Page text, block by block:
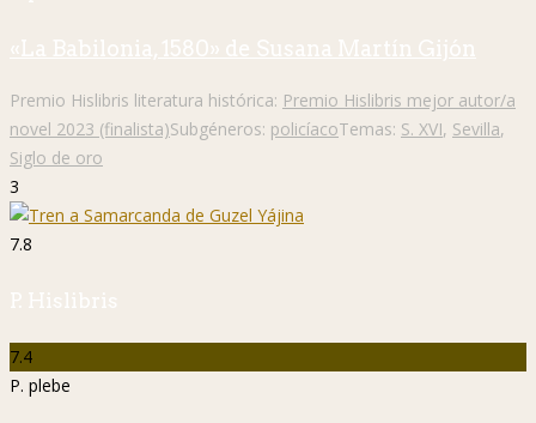
«La Babilonia, 1580» de Susana Martín Gijón
Premio Hislibris literatura histórica: Premio Hislibris mejor autor/a
novel 2023 (finalista)Subgéneros: policíacoTemas: S. XVI, Sevilla,
Siglo de oro
3
7.8
P. Hislibris
7.4
P. plebe